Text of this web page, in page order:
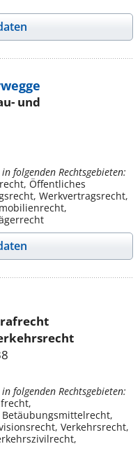
und
folgenden Rechtsgebieten:
Öffentliches
Werkvertragsrecht,
folgenden Rechtsgebieten:
Verkehrsrecht,